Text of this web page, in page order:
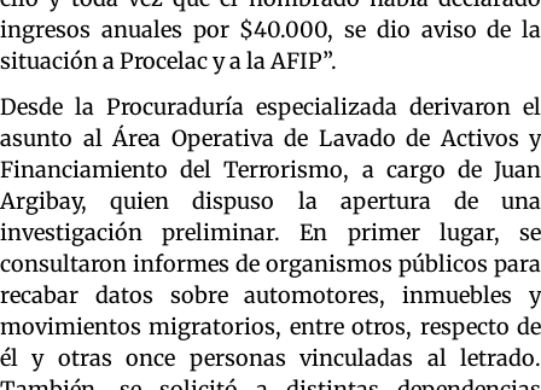
ingresos anuales por $40.000, se dio aviso de la
situación a Procelac y a la AFIP”.
Desde la Procuraduría especializada derivaron el
asunto al Área Operativa de Lavado de Activos y
Financiamiento del Terrorismo, a cargo de Juan
Argibay, quien dispuso la apertura de una
investigación preliminar. En primer lugar, se
consultaron informes de organismos públicos para
recabar datos sobre automotores, inmuebles y
movimientos migratorios, entre otros, respecto de
él y otras once personas vinculadas al letrado.